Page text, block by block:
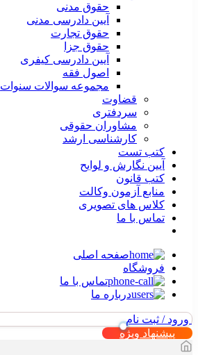
حقوق مدنی
آیین دادرسی مدنی
حقوق تجارت
حقوق جزا
آیین دادرسی کیفری
اصول فقه
مجموعه سوالات سنوات
قضاوت
سردفتری
مشاوران حقوقی
کارشناسی ارشد
کتب تست
آیین نگارش و لوایح
کتب قانون
منابع آزمون وکالت
کلاس های تصویری
تماس با ما
صفحه اصلی
فروشگاه
تماس با ما
درباره ما
ورود / ثبت نام
پیشنهاد ویژه